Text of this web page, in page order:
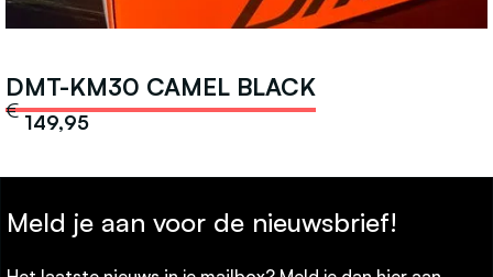
DMT-KM30 CAMEL BLACK
149,95
€
Meld je aan voor de nieuwsbrief!